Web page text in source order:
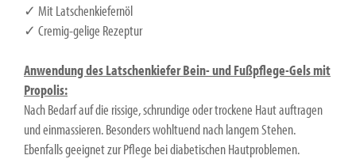
✓ Mit Latschenkiefernöl
✓ Cremig-gelige Rezeptur
Anwendung des Latschenkiefer Bein- und Fußpflege-Gels mit
Propolis:
Nach Bedarf auf die rissige, schrundige oder trockene Haut auftragen
und einmassieren. Besonders wohltuend nach langem Stehen.
Ebenfalls geeignet zur Pflege bei diabetischen Hautproblemen.